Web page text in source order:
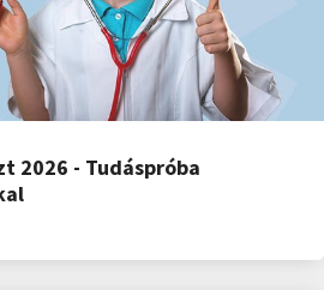
2026 - Tudáspróba